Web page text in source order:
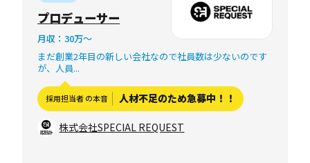
プロデューサー
月収：30万〜
まだ創業2年目の新しい会社なので社員数は少ないのです
が、人員...
採用担当者 の本音 人材不足のため急募中！！
株式会社SPECIAL REQUEST